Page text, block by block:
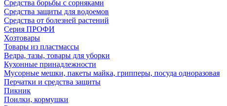
Средства борьбы с сорняками
Средства защиты для водоемов
Средства от болезней растений
Серия ПРОФИ
Хозтовары
Товары из пластмассы
Ведра, тазы, товары для уборки
Кухонные принадлежности
Мусорные мешки, пакеты майка, грипперы, посуда одноразовая
Перчатки и средства защиты
Пикник
Поилки, кормушки